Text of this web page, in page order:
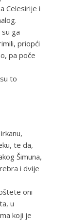
Celesirije i
ga
priopći
pa poče
to
te da,
Šimuna,
i dvije
oni
u
koji je